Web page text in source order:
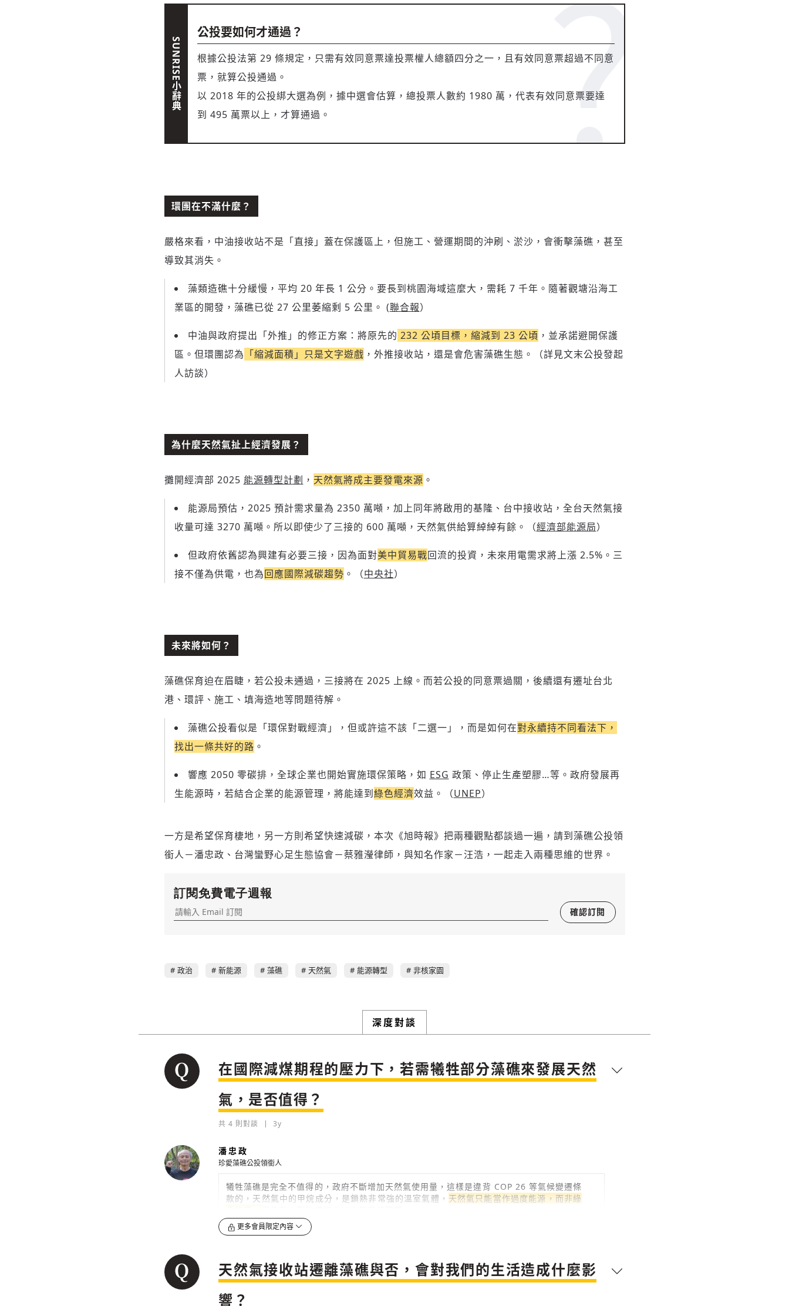
登入或註冊
歡迎您加入《旭時報》
掌握國際政經脈動
參與下一波全球科技革命
輸入 Email 驗證碼
請輸入發送到的驗證碼
(十分鐘內有效)
將此文章當作禮物
可送禮額度：0 | 每月 1 號更新可送禮次數
發送禮物
您確定要花費 NT49 元
再想一下 確定購買
公投要如何才通過？
根據公投法第 29 條規定，只需有效同意票達投票權人總額四分之一，且有效同意票超過不同意
票，就算公投通過。
以 2018 年的公投綁大選為例，據中選會估算，總投票人數約 1980 萬，代表有效同意票要達
到 495 萬票以上，才算通過。
環團在不滿什麼？
嚴格來看，中油接收站不是「直接」蓋在保護區上，但施工、營運期間的沖刷、淤沙，會衝擊藻礁，甚至
導致其消失。
藻類造礁十分緩慢，平均 20 年長 1 公分。要長到桃園海域這麼大，需耗 7 千年。隨著觀塘沿海工
業區的開發，藻礁已從 27 公里萎縮剩 5 公里。 (聯合報）
中油與政府提出「外推」的修正方案：將原先的 232 公頃目標，縮減到 23 公頃 ，並承諾避開保護
區。但環團認為 「縮減面積」只是文字遊戲 ， 外推接收站，還是會危害藻礁生態 。
（詳見文末公投發起
人訪談）
為什麼天然氣扯上經濟發展？
攤開經濟部 2025 能源轉型計劃 ， 天然氣將成主要發電來源 。
能源局預估，2025 預計需求量為 2350 萬噸，加上同年將啟用的基隆、台中接收站，全台天然氣接
收量可達 3270 萬噸。所以即使少了三接的 600 萬噸，天然氣供給算綽綽有餘。（經濟部能源局）
但政府依舊認為興建有必要三接，因為面對美中貿易戰回流的投資，未來用電需求將上漲 2.5%。三
接不僅為供電，也為回應國際減碳趨勢 。（中央社）
未來將如何？
藻礁保育迫在眉睫，若公投未通過，三接將在 2025 上線。而若公投的同意票過關，後續還有遷址台北
港、環評、施工、填海造地等問題待解。
藻礁公投看似是「環保對戰經濟」，但或許這不該「二選一」，而是如何在對永續持不同看法下，
找出一條共好的路 。
響應 2050 零碳排，全球企業也開始實施環保策略，如 ESG 政策、停止生產塑膠…等。政府發展再
生能源時，若結合企業的能源管理，將能達到綠色經濟效益。（UNEP）
一方是希望保育棲地，另一方則希望快速減碳，本次《旭時報》把兩種觀點都談過一遍，請到藻礁公投領
銜人－潘忠政、台灣蠻野心足生態協會－蔡雅瀅律師，與知名作家－汪浩，一起走入兩種思維的世界。
訂閱免費電子週報
確認訂閱
政治 新能源 藻礁 天然氣 能源轉型 非核家園
深度對談
在國際減煤期程的壓力下，若需犧牲部分藻礁來發展天然
氣，是否值得？
共 4 則對談 3y
潘忠政
珍愛藻礁公投領銜人
犧牲藻礁是完全不值得的，政府不斷增加天然氣使用量，這樣是違背 COP 26 等氣候變遷條
款的，天然氣中的甲烷成分，是鎖熱非常強的溫室氣體， 天然氣只能當作過度能源，而非綠
0 3y
更多會員限定內容
天然氣接收站遷離藻礁與否，會對我們的生活造成什麼影
響？
新增回應
參與深度對談的交流原則：
論
反對任何型式騷擾：杜絕包含但不限於恐嚇、髒話、威脅、性暗示等
留言文字開放授權 留言文字開放引用
存為草稿 提交
規則說明
35元/週解鎖付費會員專屬內容
✓ 全站深度分析報導文章
立即成為付費會員
已經是付費會員？